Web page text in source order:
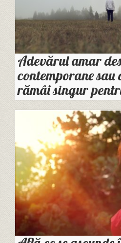
Adevărul amar
contemporane sau
rămâi singur